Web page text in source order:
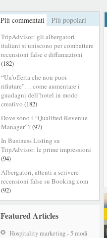
Più commentati Più popolari
TripAdvisor: gli albergatori
italiani si uniscono per combattere
recensioni false e diffamazioni
(182)
“Un’offerta che non puoi
rifiutare”… come aumentare i
guadagni dell’hotel in modo
creativo (182)
Dove sono i “Qualified Revenue
Manager”?(97)
In Business Listing su
TripAdvisor: le prime impressioni
(94)
Albergatori, attenti a scrivere
recensioni false su Booking.com
(92)
Featured Articles
Hospitality marketing - 5 modi